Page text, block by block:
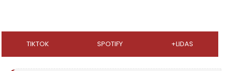
TIKTOK SPOTIFY +LIDAS